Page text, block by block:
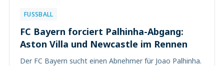
FUSSBALL
FC Bayern forciert Palhinha-Abgang:
Aston Villa und Newcastle im Rennen
Der FC Bayern sucht einen Abnehmer für Joao Palhinha.